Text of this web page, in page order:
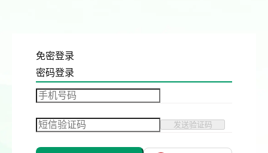
免密登录
密码登录
发送验证码